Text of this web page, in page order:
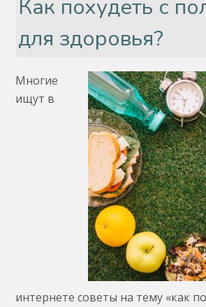
Как похудеть с
для здоровья?
Многие
ищут в
интернете советы на тему «как